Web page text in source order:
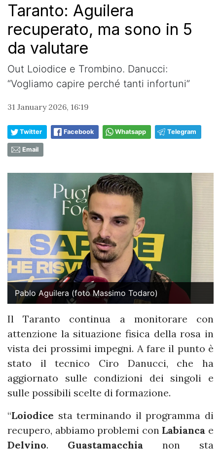
Taranto: Aguilera
recuperato, ma sono in 5
da valutare
Out Loiodice e Trombino. Danucci:
“Vogliamo capire perché tanti infortuni”
31 January 2026, 16:19
Twitter Facebook Whatsapp Telegram
Email
Pablo Aguilera (foto Massimo Todaro)
Il Taranto continua a monitorare con
attenzione la situazione fisica della rosa in
vista dei prossimi impegni. A fare il punto è
stato il tecnico Ciro Danucci, che ha
aggiornato sulle condizioni dei singoli e
sulle possibili scelte di formazione.
“Loiodice sta terminando il programma di
recupero, abbiamo problemi con Labianca e
Delvino. Guastamacchia non sta